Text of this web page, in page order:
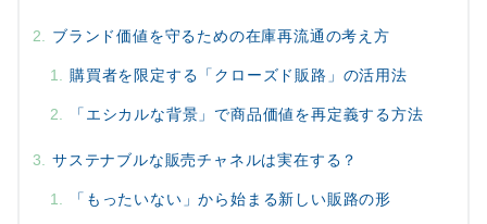
ブランド価値を守るための在庫再流通の考え方
購買者を限定する「クローズド販路」の活用法
「エシカルな背景」で商品価値を再定義する方法
サステナブルな販売チャネルは実在する？
「もったいない」から始まる新しい販路の形